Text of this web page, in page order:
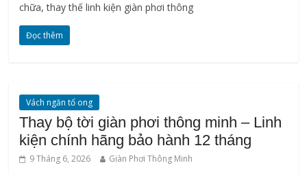
chữa, thay thế linh kiện giàn phơi thông
Đọc thêm
Vách ngăn tổ ong
Thay bộ tời giàn phơi thông minh – Linh
kiện chính hãng bảo hành 12 tháng
9 Tháng 6, 2026 Giàn Phơi Thông Minh